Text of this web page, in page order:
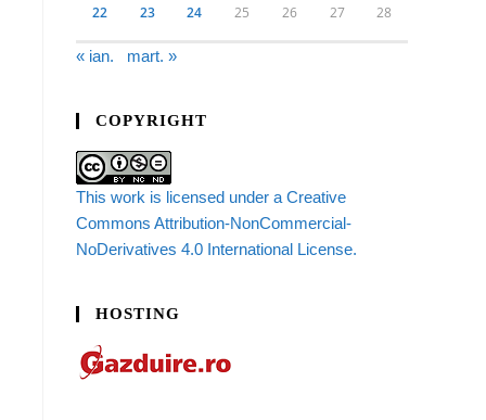
22 23 24 25 26 27 28
« ian. mart. »
COPYRIGHT
This work is licensed under a Creative
Commons Attribution-NonCommercial-
NoDerivatives 4.0 International License.
HOSTING